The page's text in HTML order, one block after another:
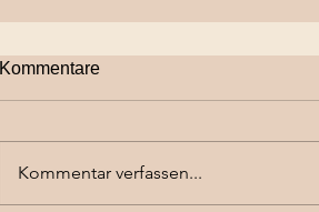
Kommentare
Kommentar verfassen...